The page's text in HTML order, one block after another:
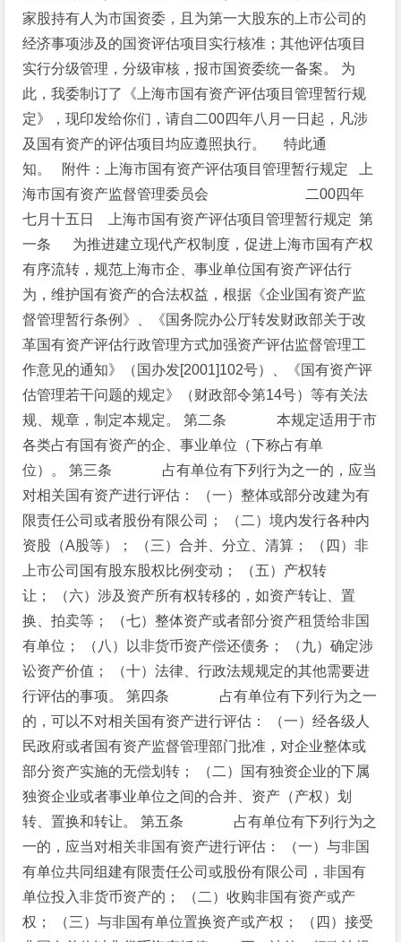
家股持有人为市国资委，且为第一大股东的上市公司的
经济事项涉及的国资评估项目实行核准；其他评估项目
实行分级管理，分级审核，报市国资委统一备案。
为
此，我委制订了《上海市国有资产评估项目管理暂行规
定》，现印发给你们，请自二00四年八月一日起，凡涉
及国有资产的评估项目均应遵照执行。
特此通
知。
附件：上海市国有资产评估项目管理暂行规定
上
海市国有资产监督管理委员会
二00四年
七月十五日
上海市国有资产评估项目管理暂行规定 第
一条 为推进建立现代产权制度，促进上海市国有产权
有序流转，规范上海市企、事业单位国有资产评估行
为，维护国有资产的合法权益，根据《企业国有资产监
督管理暂行条例》、《国务院办公厅转发财政部关于改
革国有资产评估行政管理方式加强资产评估监督管理工
作意见的通知》（国办发[2001]102号）、《国有资产评
估管理若干问题的规定》（财政部令第14号）等有关法
规、规章，制定本规定。
第二条 本规定适用于市
各类占有国有资产的企、事业单位（下称占有单
位）。
第三条 占有单位有下列行为之一的，应当
对相关国有资产进行评估：
（一）整体或部分改建为有
限责任公司或者股份有限公司；
（二）境内发行各种内
资股（A股等）；
（三）合并、分立、清算；
（四）非
上市公司国有股东股权比例变动；
（五）产权转
让；
（六）涉及资产所有权转移的，如资产转让、置
换、拍卖等；
（七）整体资产或者部分资产租赁给非国
有单位；
（八）以非货币资产偿还债务；
（九）确定涉
讼资产价值；
（十）法律、行政法规规定的其他需要进
行评估的事项。
第四条 占有单位有下列行为之一
的，可以不对相关国有资产进行评估：
（一）经各级人
民政府或者国有资产监督管理部门批准，对企业整体或
部分资产实施的无偿划转；
（二）国有独资企业的下属
独资企业或者事业单位之间的合并、资产（产权）划
转、置换和转让。
第五条 占有单位有下列行为之
一的，应当对相关非国有资产进行评估：
（一）与非国
有单位共同组建有限责任公司或股份有限公司，非国有
单位投入非货币资产的；
（二）收购非国有资产或产
权；
（三）与非国有单位置换资产或产权；
（四）接受